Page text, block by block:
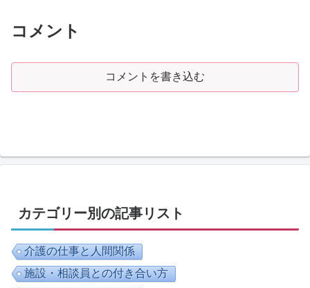
コメント
コメントを書き込む
カテゴリー別の記事リスト
介護の仕事と人間関係
施設・相談員との付き合い方